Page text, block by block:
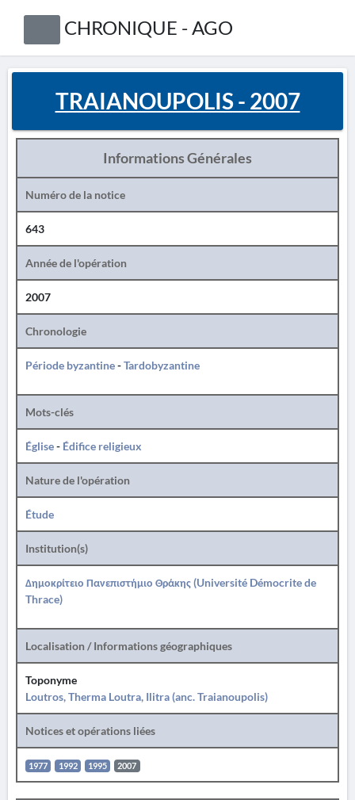
CHRONIQUE - AGO
TRAIANOUPOLIS - 2007
Informations Générales
Numéro de la notice
643
Année de l'opération
2007
Chronologie
Période byzantine-Tardobyzantine
Mots-clés
Église- Édifice religieux
Nature de l'opération
Étude
Institution(s)
Δημοκρίτειο Πανεπιστήμιο Θράκης (Université Démocrite de
Thrace)
Localisation / Informations géographiques
Toponyme
Loutros, Therma Loutra, Ilitra (anc. Traianoupolis)
Notices et opérations liées
1977 1992 1995 2007